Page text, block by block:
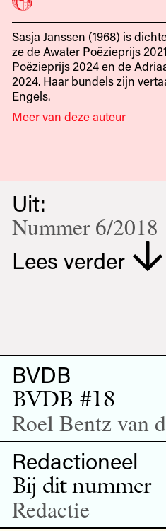
Sasja Janssen (1968) is
ze de Awater Poëzieprijs
Poëzieprijs 2024 en de
2024. Haar bundels zijn
Engels.
Meer van deze auteur
Uit:
Nummer 6/2018
Lees verder
BVDB
BVDB #18
Roel Bentz van
Redactioneel
Bij dit nummer
Redactie